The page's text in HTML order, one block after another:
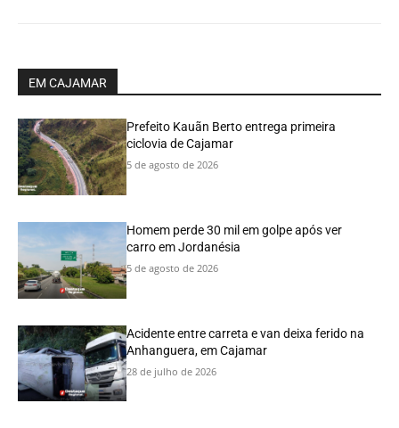
EM CAJAMAR
Prefeito Kauãn Berto entrega primeira
ciclovia de Cajamar
5 de agosto de 2026
Homem perde 30 mil em golpe após ver
carro em Jordanésia
5 de agosto de 2026
Acidente entre carreta e van deixa ferido na
Anhanguera, em Cajamar
28 de julho de 2026